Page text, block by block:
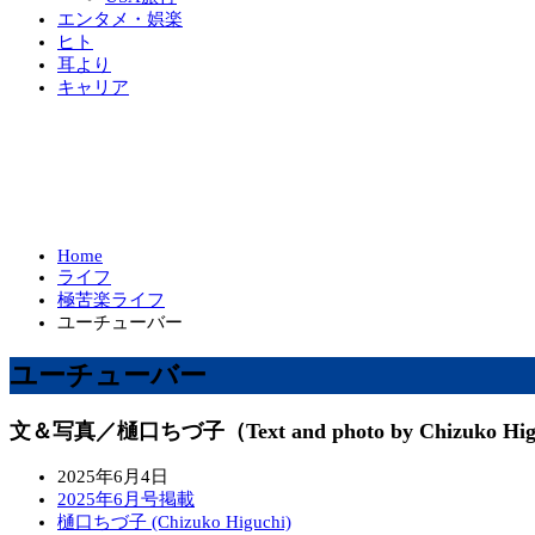
エンタメ・娯楽
ヒト
耳より
キャリア
Home
ライフ
極苦楽ライフ
ユーチューバー
ユーチューバー
文＆写真／樋口ちづ子（Text and photo by Chizuko
2025年6月4日
2025年6月号掲載
樋口ちづ子 (Chizuko Higuchi)